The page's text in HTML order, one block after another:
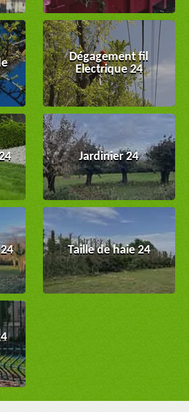
Dégagement fil
Electrique 24
Jardinier 24
Taille de haie 24